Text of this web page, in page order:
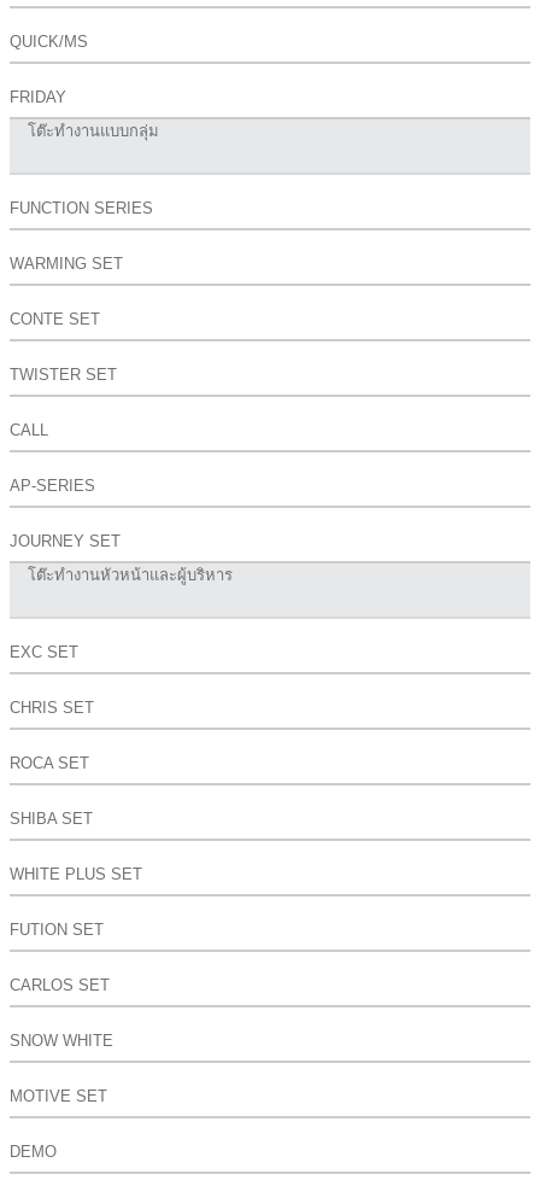
QUICK/MS
FRIDAY
โต๊ะทำงานแบบกลุ่ม
FUNCTION SERIES
WARMING SET
CONTE SET
TWISTER SET
CALL
AP-SERIES
JOURNEY SET
โต๊ะทำงานหัวหน้าและผู้บริหาร
EXC SET
CHRIS SET
ROCA SET
SHIBA SET
WHITE PLUS SET
FUTION SET
CARLOS SET
SNOW WHITE
MOTIVE SET
DEMO